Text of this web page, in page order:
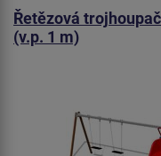
Řetězová
(v.p. 1 m)